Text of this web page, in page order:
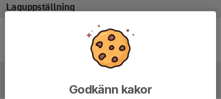
Laguppställning
Ingen uppställning ifylld
Godkänn kakor